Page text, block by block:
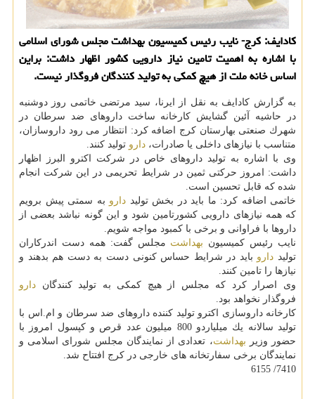
كادایف: كرج- نایب رئیس كمیسیون بهداشت مجلس شورای اسلامی
با اشاره به اهمیت تامین نیاز دارویی كشور اظهار داشت: براین
اساس خانه ملت از هیچ كمكی به تولید كنندگان فروگذار نیست.
به گزارش كادایف به نقل از ایرنا، سید مرتضی خاتمی روز دوشنبه
در حاشیه آئین گشایش كارخانه ساخت داروهای ضد سرطان در
شهرك صنعتی بهارستان كرج اضافه كرد: انتظار می رود داروسازان،
متناسب با نیازهای داخلی یا صادرات، دارو تولید كنند.
وی با اشاره به تولید داروهای خاص در شركت اكترو البرز اظهار
داشت: امروز حركتی ثمین در شرایط تحریمی در این شركت انجام
شده كه قابل تحسین است.
خاتمی اضافه كرد: ما باید در بخش تولید دارو به سمتی پیش برویم
كه همه نیازهای دارویی كشورتامین شود و این گونه نباشد بعضی از
داروها با فراوانی و برخی با كمبود مواجه شویم.
نایب رئیس كمیسیون بهداشت مجلس گفت: همه دست اندركاران
تولید دارو باید در شرایط حساس كنونی دست به دست هم بدهند و
نیازها را تامین كنند.
وی اصرار كرد كه مجلس از هیچ كمكی به تولید كنندگان دارو
فروگذار نخواهد بود.
كارخانه داروسازی اكترو تولید كننده داروهای ضد سرطان و ام.اس با
تولید سالانه یك میلیاردو 800 میلیون عدد قرص و كپسول امروز با
حضور وزیر بهداشت، تعدادی از نمایندگان مجلس شورای اسلامی و
نمایندگان برخی سفارتخانه های خارجی در كرج افتتاح شد.
7410/ 6155